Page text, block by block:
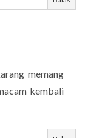
memang
kembali